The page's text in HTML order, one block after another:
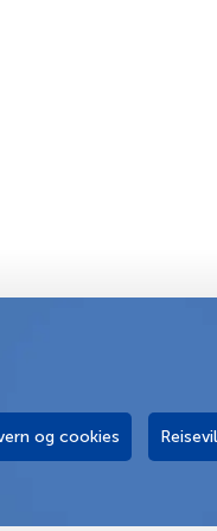
og cookies